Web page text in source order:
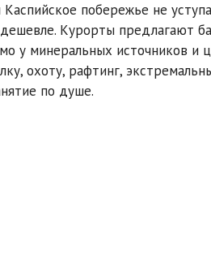
побережье не
Курорты предлагают
у минеральных источников и
охоту, рафтинг,
по душе.